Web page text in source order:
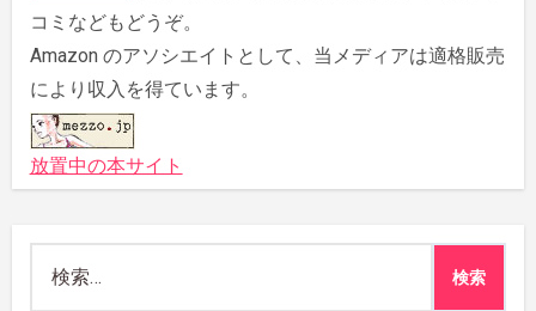
コミなどもどうぞ。
Amazon のアソシエイトとして、当メディアは適格販売
により収入を得ています。
放置中の本サイト